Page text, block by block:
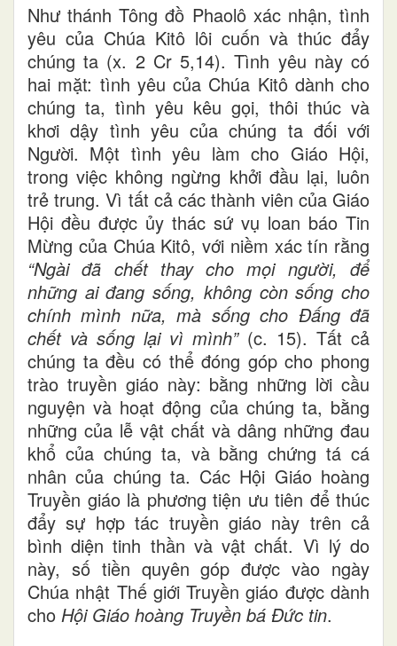
Như thánh Tông đồ Phaolô xác nhận, tình
yêu của Chúa Kitô lôi cuốn và thúc đẩy
chúng ta (x. 2 Cr 5,14). Tình yêu này có
hai mặt: tình yêu của Chúa Kitô dành cho
chúng ta, tình yêu kêu gọi, thôi thúc và
khơi dậy tình yêu của chúng ta đối với
Người. Một tình yêu làm cho Giáo Hội,
trong việc không ngừng khởi đầu lại, luôn
trẻ trung. Vì tất cả các thành viên của Giáo
Hội đều được ủy thác sứ vụ loan báo Tin
Mừng của Chúa Kitô, với niềm xác tín rằng
“Ngài đã chết thay cho mọi người, để
những ai đang sống, không còn sống cho
chính mình nữa, mà sống cho Ðấng đã
chết và sống lại vì mình”(c. 15). Tất cả
chúng ta đều có thể đóng góp cho phong
trào truyền giáo này: bằng những lời cầu
nguyện và hoạt động của chúng ta, bằng
những của lễ vật chất và dâng những đau
khổ của chúng ta, và bằng chứng tá cá
nhân của chúng ta. Các Hội Giáo hoàng
Truyền giáo là phương tiện ưu tiên để thúc
đẩy sự hợp tác truyền giáo này trên cả
bình diện tinh thần và vật chất. Vì lý do
này, số tiền quyên góp được vào ngày
Chúa nhật Thế giới Truyền giáo được dành
cho Hội Giáo hoàng Truyền bá Đức tin.